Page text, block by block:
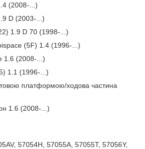
(2008-...)
D (2003-...)
1.9 D 70 (1998-...)
(5F) 1.4 (1996-...)
1.6 (2008-...)
1.1 (1996-...)
платформою/ходова частина
1.6 (2008-...)
57054H, 57055A, 57055T, 57056Y,